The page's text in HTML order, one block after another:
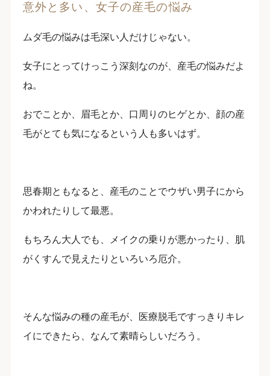
意外と多い、女子の産毛の悩み
ムダ毛の悩みは毛深い人だけじゃない。
女子にとってけっこう深刻なのが、産毛の悩みだよ
ね。
おでことか、眉毛とか、口周りのヒゲとか、顔の産
毛がとても気になるという人も多いはず。
思春期ともなると、産毛のことでウザい男子にから
かわれたりして最悪。
もちろん大人でも、メイクの乗りが悪かったり、肌
がくすんで見えたりといろいろ厄介。
そんな悩みの種の産毛が、医療脱毛ですっきりキレ
イにできたら、なんて素晴らしいだろう。